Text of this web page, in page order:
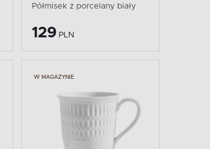
Półmisek z porcelany biały
129 PLN
W MAGAZYNIE